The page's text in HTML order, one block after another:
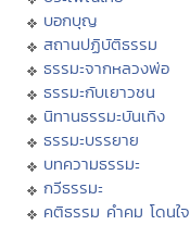
บอกบุญ
สถานปฏิบัติธรรม
ธรรมะจากหลวงพ่อ
ธรรมะกับเยาวชน
นิทานธรรมะบันเทิง
ธรรมะบรรยาย
บทความธรรมะ
กวีธรรมะ
คติธรรม คำคม โดนใจ